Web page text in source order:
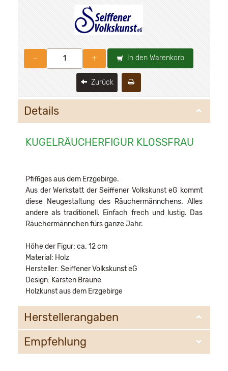
– + In den Warenkorb
Zurück
Details
KUGELRÄUCHERFIGUR KLOSSFRAU
Pfiffiges aus dem Erzgebirge.
Aus der Werkstatt der Seiffener Volkskunst eG kommt
diese Neugestaltung des Räuchermännchens. Alles
andere als traditionell. Einfach frech und lustig. Das
Räuchermännchen fürs ganze Jahr.
Höhe der Figur: ca. 12 cm
Material: Holz
Hersteller: Seiffener Volkskunst eG
Design: Karsten Braune
Holzkunst aus dem Erzgebirge
Herstellerangaben
Seiffener Volkskunst eG
Empfehlung